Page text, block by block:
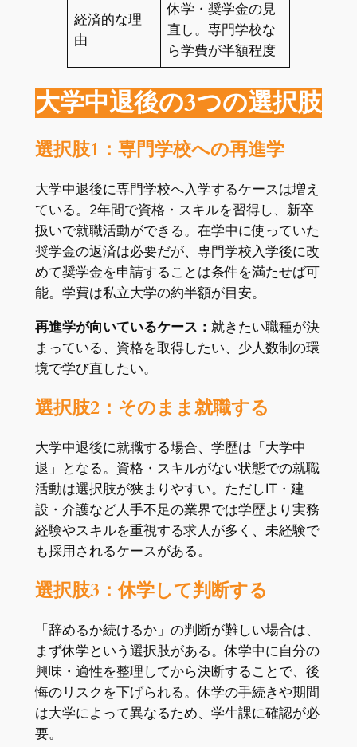
経済的な理
由
休学・奨学金の見
直し。専門学校な
ら学費が半額程度
大学中退後の3つの選択肢
選択肢1：専門学校への再進学
大学中退後に専門学校へ入学するケースは増え
ている。2年間で資格・スキルを習得し、新卒
扱いで就職活動ができる。在学中に使っていた
奨学金の返済は必要だが、専門学校入学後に改
めて奨学金を申請することは条件を満たせば可
能。学費は私立大学の約半額が目安。
再進学が向いているケース： 就きたい職種が決
まっている、資格を取得したい、少人数制の環
境で学び直したい。
選択肢2：そのまま就職する
大学中退後に就職する場合、学歴は「大学中
退」となる。資格・スキルがない状態での就職
活動は選択肢が狭まりやすい。ただしIT・建
設・介護など人手不足の業界では学歴より実務
経験やスキルを重視する求人が多く、未経験で
も採用されるケースがある。
選択肢3：休学して判断する
「辞めるか続けるか」の判断が難しい場合は、
まず休学という選択肢がある。休学中に自分の
興味・適性を整理してから決断することで、後
悔のリスクを下げられる。休学の手続きや期間
は大学によって異なるため、学生課に確認が必
要。